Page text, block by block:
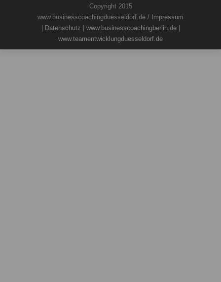
Copyright 2015
www.businesscoachingduesseldorf.de / Impressum
Datenschutz www.businesscoachingberlin.de|
www.teamentwicklungduesseldorf.de